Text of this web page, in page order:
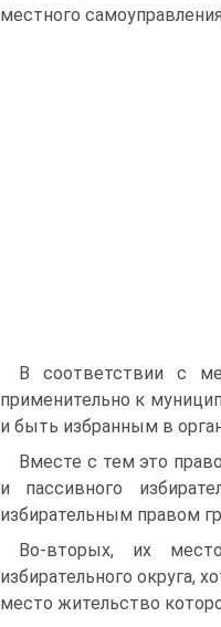
местного
В соответствии с
применительно к
и быть избранным в
Вместе с тем это
и пассивного
избирательным правом
Во-вторых, их
избирательного округа,
место жительство